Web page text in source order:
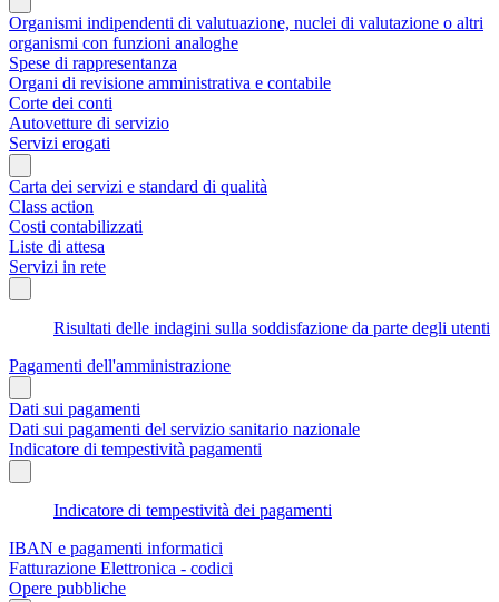
Organismi indipendenti di valutuazione, nuclei di valutazione o altri
organismi con funzioni analoghe
Spese di rappresentanza
Organi di revisione amministrativa e contabile
Corte dei conti
Autovetture di servizio
Servizi erogati
Carta dei servizi e standard di qualità
Class action
Costi contabilizzati
Liste di attesa
Servizi in rete
Risultati delle indagini sulla soddisfazione da parte degli utenti
Pagamenti dell'amministrazione
Dati sui pagamenti
Dati sui pagamenti del servizio sanitario nazionale
Indicatore di tempestività pagamenti
Indicatore di tempestività dei pagamenti
IBAN e pagamenti informatici
Fatturazione Elettronica - codici
Opere pubbliche